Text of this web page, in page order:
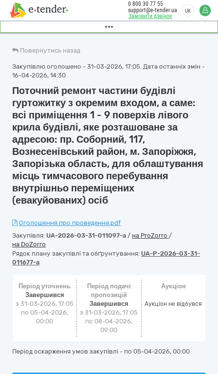
Замовити дзвінок
0 800 30 77 55
support@e-tender.ua
UK
Повернутись назад
Закупівлю оголошено - 31-03-2026, 17:05. Дата останніх змін -
16-04-2026, 14:30
Поточний ремонт частини будівлі
гуртожитку з окремим входом, а саме:
всі приміщення 1 - 9 поверхів лівого
крила будівлі, яке розташоване за
адресою: пр. Соборний, 117,
Вознесенівський район, м. Запоріжжя,
Запорізька область, для облаштування
місць тимчасового перебування
внутрішньо переміщених
(евакуйованих) осіб
Оголошення про проведення.pdf
Закупівля: UA-2026-03-31-011097-a / на ProZorro /
на DoZorro
Рядок плану закупівлі та обґрунтування: UA-P-2026-03-31-
011677-a
Період уточнень
Завершився
з 31-03-2026, 17:05
по 05-04-2026,
00:00
Період подачі
пропозицій
Завершився
з 31-03-2026, 17:05
по 08-04-2026,
09:00
Аукціон
Аукціон не відбувся
Період оскарження умов закупівлі - по 05-04-2026, 00:00